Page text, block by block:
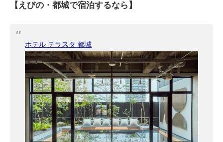
【えびの・都城で宿泊するなら】
ホテル テラスタ 都城